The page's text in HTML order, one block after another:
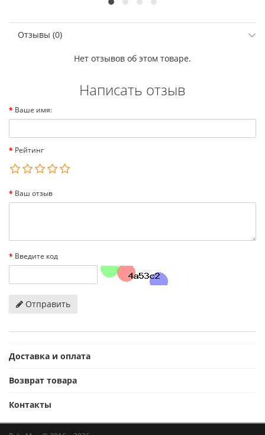
Отзывы (0)
Нет отзывов об этом товаре.
Написать отзыв
Ваше имя:
Рейтинг
Ваш отзыв
Введите код
Отправить
Доставка и оплата
Возврат товара
Контакты